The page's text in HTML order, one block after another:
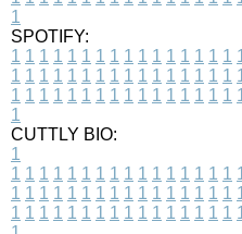
1
SPOTIFY:
1 1 1 1 1 1 1 1 1 1 1 1 1 1 1 1
1 1 1 1 1 1 1 1 1 1 1 1 1 1 1 1
1 1 1 1 1 1 1 1 1 1 1 1 1 1 1 1
1
CUTTLY BIO:
1
1 1 1 1 1 1 1 1 1 1 1 1 1 1 1 1
1 1 1 1 1 1 1 1 1 1 1 1 1 1 1 1
1 1 1 1 1 1 1 1 1 1 1 1 1 1 1 1